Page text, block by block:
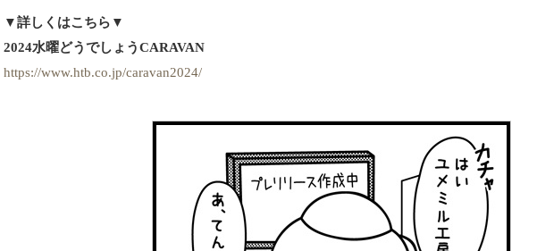
▼詳しくはこちら▼
2024水曜どうでしょうCARAVAN
https://www.htb.co.jp/caravan2024/